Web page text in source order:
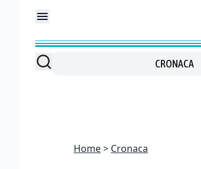
CRONACA
Home Cronaca